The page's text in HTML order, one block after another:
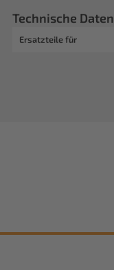
Technische Daten
Ersatzteile für